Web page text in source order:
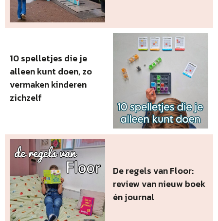
10 spelletjes die je
alleen kunt doen, zo
vermaken kinderen
zichzelf
De regels van Floor:
review van nieuw boek
én journal